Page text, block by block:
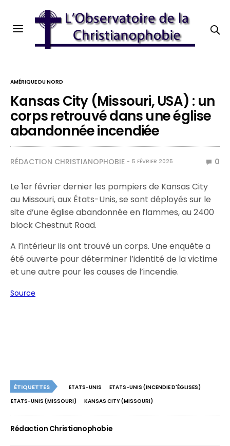
AMÉRIQUE DU NORD
Kansas City (Missouri, USA) : un
corps retrouvé dans une église
abandonnée incendiée
RÉDACTION CHRISTIANOPHOBIE 5 FÉVRIER 2025 0
Le 1er février dernier les pompiers de Kansas City
au Missouri, aux États-Unis, se sont déployés sur le
site d’une église abandonnée en flammes, au 2400
block Chestnut Road.
A l’intérieur ils ont trouvé un corps. Une enquête a
été ouverte pour déterminer l’identité de la victime
et une autre pour les causes de l’incendie.
Source
ÉTIQUETTES ETATS-UNIS
ETATS-UNIS (INCENDIE D'ÉGLISES)
ETATS-UNIS (MISSOURI)
KANSAS CITY (MISSOURI)
Rédaction Christianophobie